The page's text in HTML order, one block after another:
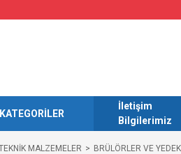
İletişim
Bilgilerimiz
MALZEMELER BRÜLÖRLER VE